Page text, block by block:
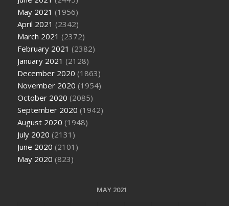
May 2021 (1956)
April 2021 (2342)
March 2021 (2372)
February 2021 (2382)
January 2021 (2128)
December 2020 (1863)
November 2020 (1954)
October 2020 (2085)
September 2020 (1942)
August 2020 (1948)
July 2020 (2131)
June 2020 (2101)
May 2020 (823)
MAY 2021